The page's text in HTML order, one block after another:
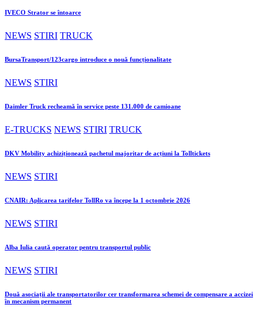
IVECO Strator se întoarce
NEWS STIRI TRUCK
BursaTransport/123cargo introduce o nouă funcționalitate
NEWS STIRI
Daimler Truck recheamă în service peste 131.000 de camioane
E-TRUCKS NEWS STIRI TRUCK
DKV Mobility achiziționează pachetul majoritar de acțiuni la Tolltickets
NEWS STIRI
CNAIR: Aplicarea tarifelor TollRo va începe la 1 octombrie 2026
NEWS STIRI
Alba Iulia caută operator pentru transportul public
NEWS STIRI
Două asociații ale transportatorilor cer transformarea schemei de compensare a accizei
în mecanism permanent